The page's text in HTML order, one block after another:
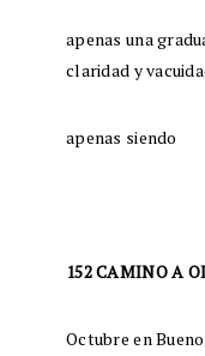
apenas una
claridad y
apenas siendo
152 CAMINO A
Octubre en